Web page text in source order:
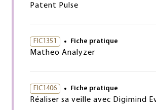
Patent Pulse
FIC1351 Fiche pratique
Matheo Analyzer
FIC1406 Fiche pratique
Réaliser sa veille avec Digimind